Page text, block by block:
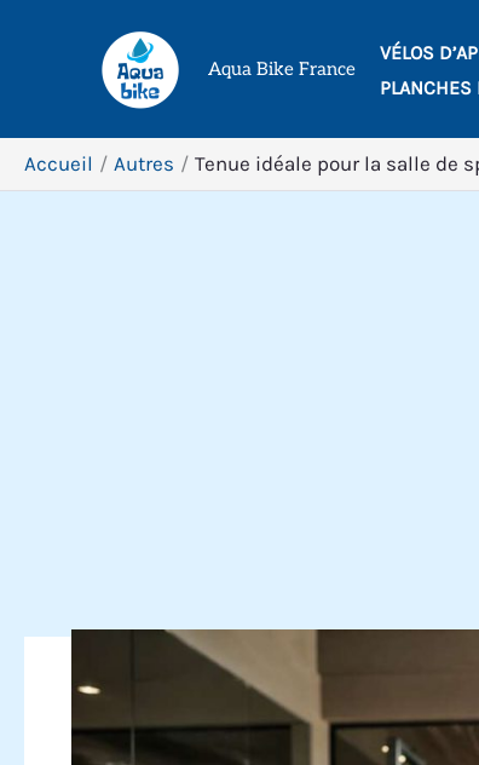
Aqua Bike France
VÉLOS
PLANCHES
Accueil Autres Tenue idéale pour la salle de